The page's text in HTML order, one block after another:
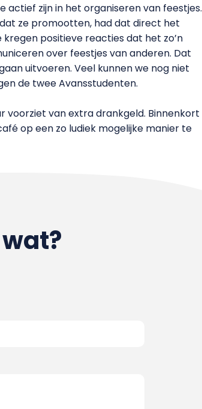
actief zijn in het organiseren van feestjes.
ze promootten, had dat direct het
positieve reacties dat het zo’n
over feestjes van anderen. Dat
uitvoeren. Veel kunnen we nog niet
de twee Avansstudenten.
voorziet van extra drankgeld. Binnenkort
op een zo ludiek mogelijke manier te